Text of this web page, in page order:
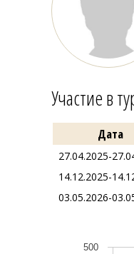
Участие в
Дата
27.04.2025-
14.12.2025-
03.05.2026-
500